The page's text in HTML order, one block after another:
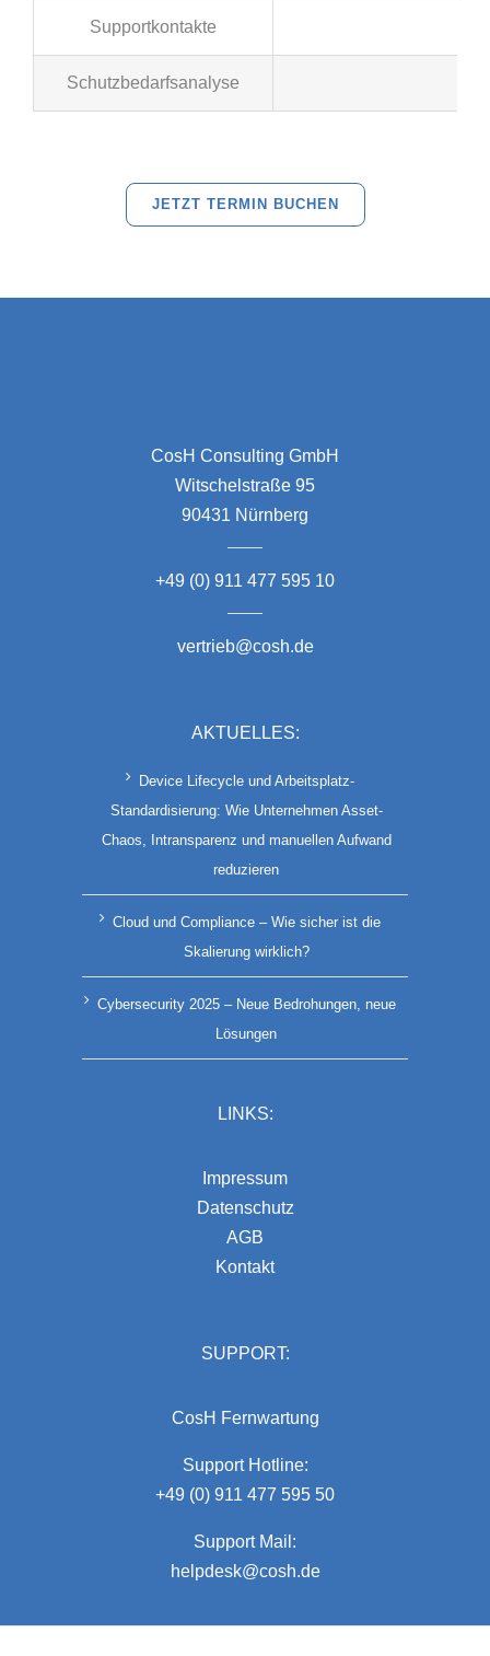
Supportkontakte
Schutzbedarfsanalyse
JETZT TERMIN BUCHEN
CosH Consulting GmbH
Witschelstraße 95
90431 Nürnberg
+49 (0) 911 477 595 10
vertrieb@cosh.de
AKTUELLES:
Device Lifecycle und Arbeitsplatz-
Standardisierung: Wie Unternehmen Asset-
Chaos, Intransparenz und manuellen Aufwand
reduzieren
Cloud und Compliance – Wie sicher ist die
Skalierung wirklich?
Cybersecurity 2025 – Neue Bedrohungen, neue
Lösungen
LINKS:
Impressum
Datenschutz
AGB
Kontakt
SUPPORT:
CosH Fernwartung
Support Hotline:
+49 (0) 911 477 595 50
Support Mail:
helpdesk@cosh.de